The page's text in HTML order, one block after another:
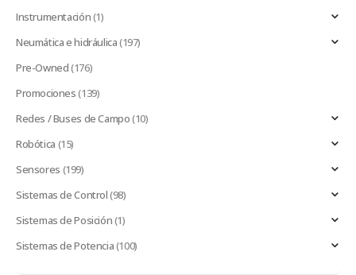
Instrumentación(1)
Neumática e hidráulica(197)
Pre-Owned(176)
Promociones(139)
Redes / Buses de Campo(10)
Robótica (15)
Sensores (199)
Sistemas de Control(98)
Sistemas de Posición(1)
Sistemas de Potencia(100)